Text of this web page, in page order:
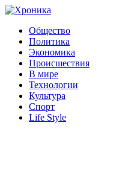
Общество
Политика
Экономика
Происшествия
В мире
Технологии
Культура
Спорт
Life Style